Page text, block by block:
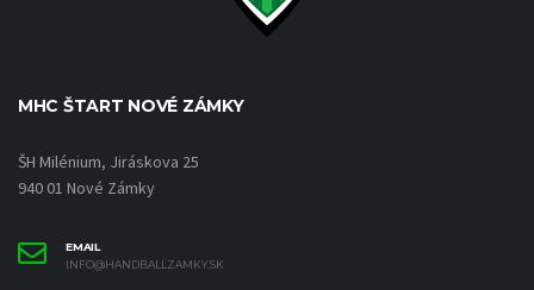
MHC ŠTART NOVÉ ZÁMKY
ŠH Milénium, Jiráskova 25
940 01 Nové Zámky
EMAIL
INFO@HANDBALLZAMKY.SK